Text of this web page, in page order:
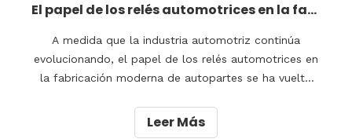
El papel de los relés automotrices en la fabricación moderna de autopartes
A medida que la industria automotriz continúa
evolucionando, el papel de los relés automotrices en
la fabricación moderna de autopartes se ha vuelto
capacidad para controlar circuitos y dispositivos
eléctricos, desempeñan una función vital para
Leer Más